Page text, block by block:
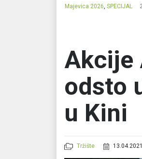
Majevica 2026, SPECIJAL
Akcije
odsto
u Kini
Tržište